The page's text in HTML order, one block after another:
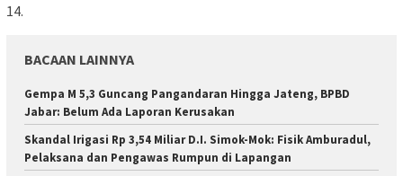
14.
BACAAN LAINNYA
Gempa M 5,3 Guncang Pangandaran Hingga Jateng, BPBD
Jabar: Belum Ada Laporan Kerusakan
Skandal Irigasi Rp 3,54 Miliar D.I. Simok-Mok: Fisik Amburadul,
Pelaksana dan Pengawas Rumpun di Lapangan